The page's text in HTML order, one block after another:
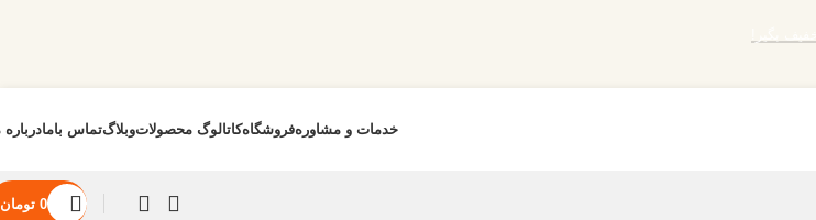
خدمات و مشاورهفروشگاهکاتالوگ محصولاتوبلاگتماس بامادرباره
0 تومان